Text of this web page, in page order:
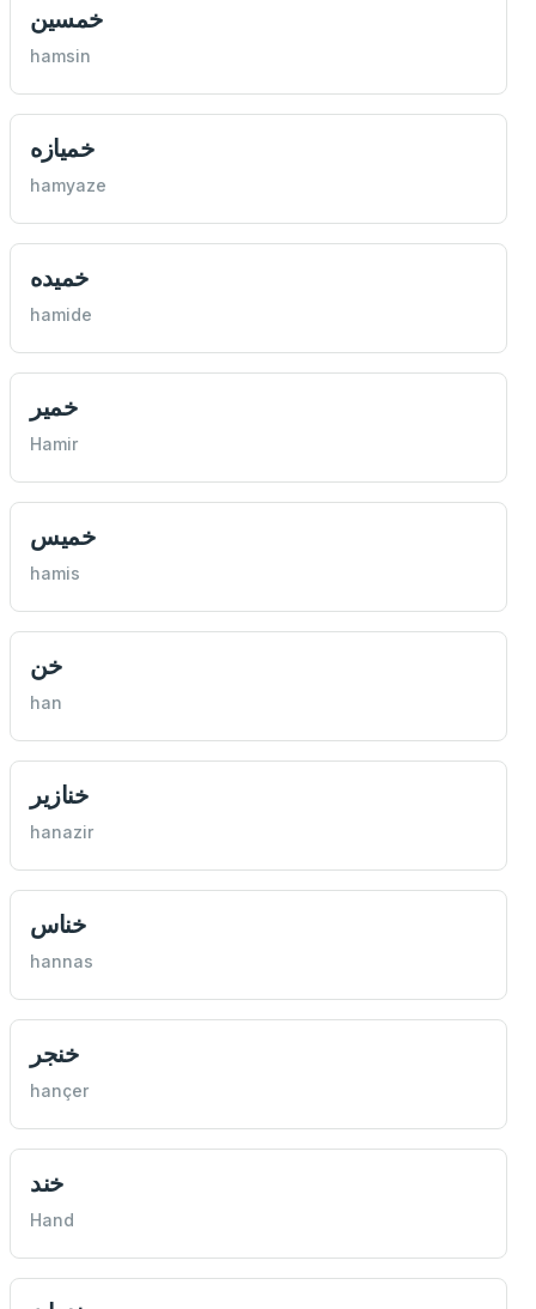
خمسين
hamsin
خميازه
hamyaze
خميده
hamide
خمير
Hamir
خميس
hamis
خن
han
خنازير
hanazir
خناس
hannas
خنجر
hançer
خند
Hand